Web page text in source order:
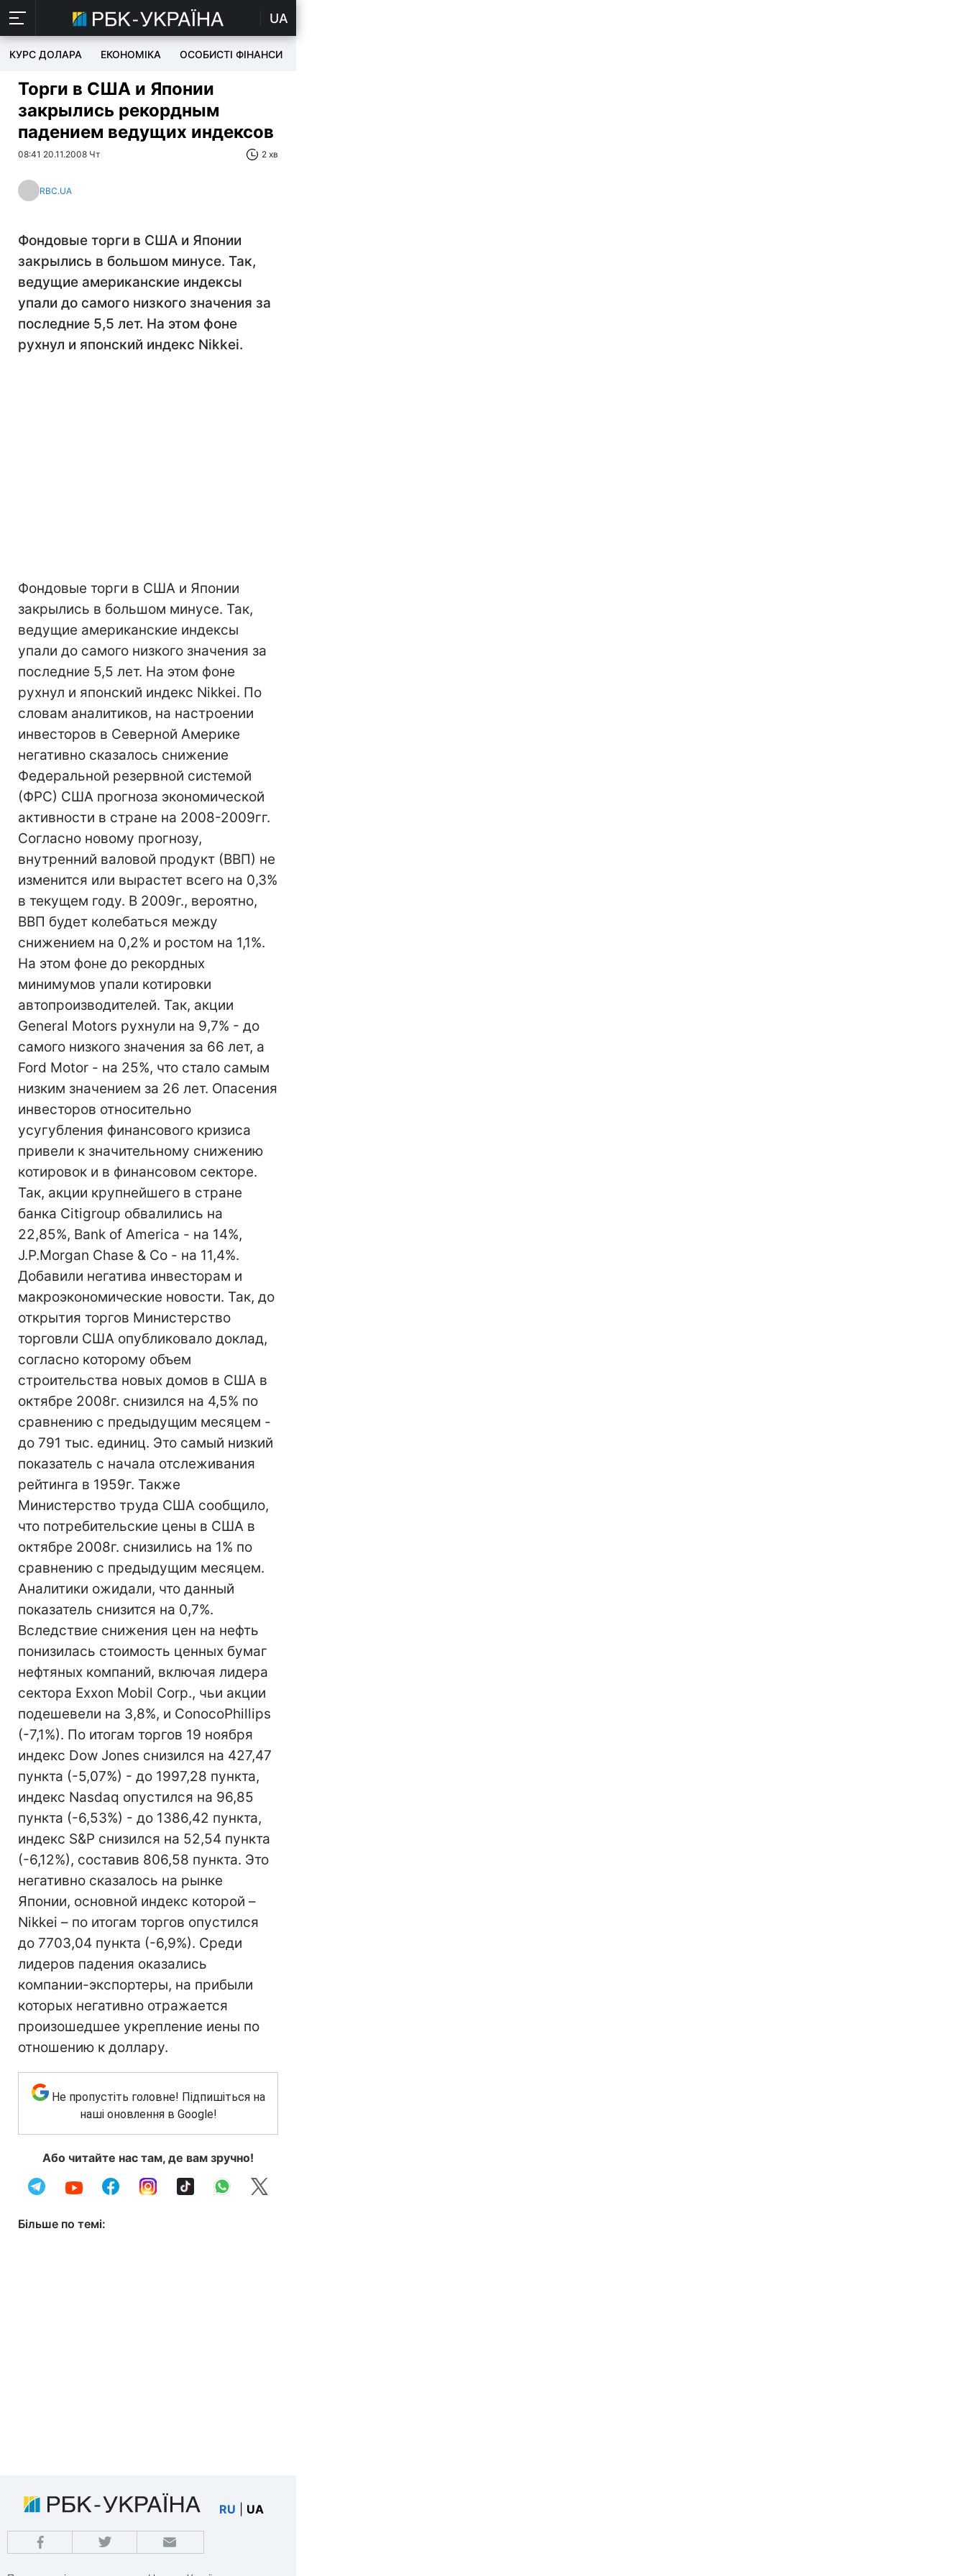
UA
КУРС ДОЛАРА ЕКОНОМІКА ОСОБИСТІ ФІНАНСИ
Торги в США и Японии
закрылись рекордным
падением ведущих индексов
08:41 20.11.2008 Чт 2 хв
RBC.UA
Фондовые торги в США и Японии
закрылись в большом минусе. Так,
ведущие американские индексы
упали до самого низкого значения за
последние 5,5 лет. На этом фоне
рухнул и японский индекс Nikkei.
Фондовые торги в США и Японии
закрылись в большом минусе. Так,
ведущие американские индексы
упали до самого низкого значения за
последние 5,5 лет. На этом фоне
рухнул и японский индекс Nikkei. По
словам аналитиков, на настроении
инвесторов в Северной Америке
негативно сказалось снижение
Федеральной резервной системой
(ФРС) США прогноза экономической
активности в стране на 2008-2009гг.
Согласно новому прогнозу,
внутренний валовой продукт (ВВП) не
изменится или вырастет всего на 0,3%
в текущем году. В 2009г., вероятно,
ВВП будет колебаться между
снижением на 0,2% и ростом на 1,1%.
На этом фоне до рекордных
минимумов упали котировки
автопроизводителей. Так, акции
General Motors рухнули на 9,7% - до
самого низкого значения за 66 лет, а
Ford Motor - на 25%, что стало самым
низким значением за 26 лет. Опасения
инвесторов относительно
усугубления финансового кризиса
привели к значительному снижению
котировок и в финансовом секторе.
Так, акции крупнейшего в стране
банка Citigroup обвалились на
22,85%, Bank of America - на 14%,
J.P.Morgan Chase & Co - на 11,4%.
Добавили негатива инвесторам и
макроэкономические новости. Так, до
открытия торгов Министерство
торговли США опубликовало доклад,
согласно которому объем
строительства новых домов в США в
октябре 2008г. снизился на 4,5% по
сравнению с предыдущим месяцем -
до 791 тыс. единиц. Это самый низкий
показатель с начала отслеживания
рейтинга в 1959г. Также
Министерство труда США сообщило,
что потребительские цены в США в
октябре 2008г. снизились на 1% по
сравнению с предыдущим месяцем.
Аналитики ожидали, что данный
показатель снизится на 0,7%.
Вследствие снижения цен на нефть
понизилась стоимость ценных бумаг
нефтяных компаний, включая лидера
сектора Exxon Mobil Corp., чьи акции
подешевели на 3,8%, и ConocoPhillips
(-7,1%). По итогам торгов 19 ноября
индекс Dow Jones снизился на 427,47
пункта (-5,07%) - до 1997,28 пункта,
индекс Nasdaq опустился на 96,85
пункта (-6,53%) - до 1386,42 пункта,
индекс S&P снизился на 52,54 пункта
(-6,12%), составив 806,58 пункта. Это
негативно сказалось на рынке
Японии, основной индекс которой –
Nikkei – по итогам торгов опустился
до 7703,04 пункта (-6,9%). Среди
лидеров падения оказались
компании-экспортеры, на прибыли
которых негативно отражается
произошедшее укрепление иены по
отношению к доллару.
Не пропустіть головне! Підпишіться на
наші оновлення в Google!
Або читайте нас там, де вам зручно!
Більше по темі:
RU UA